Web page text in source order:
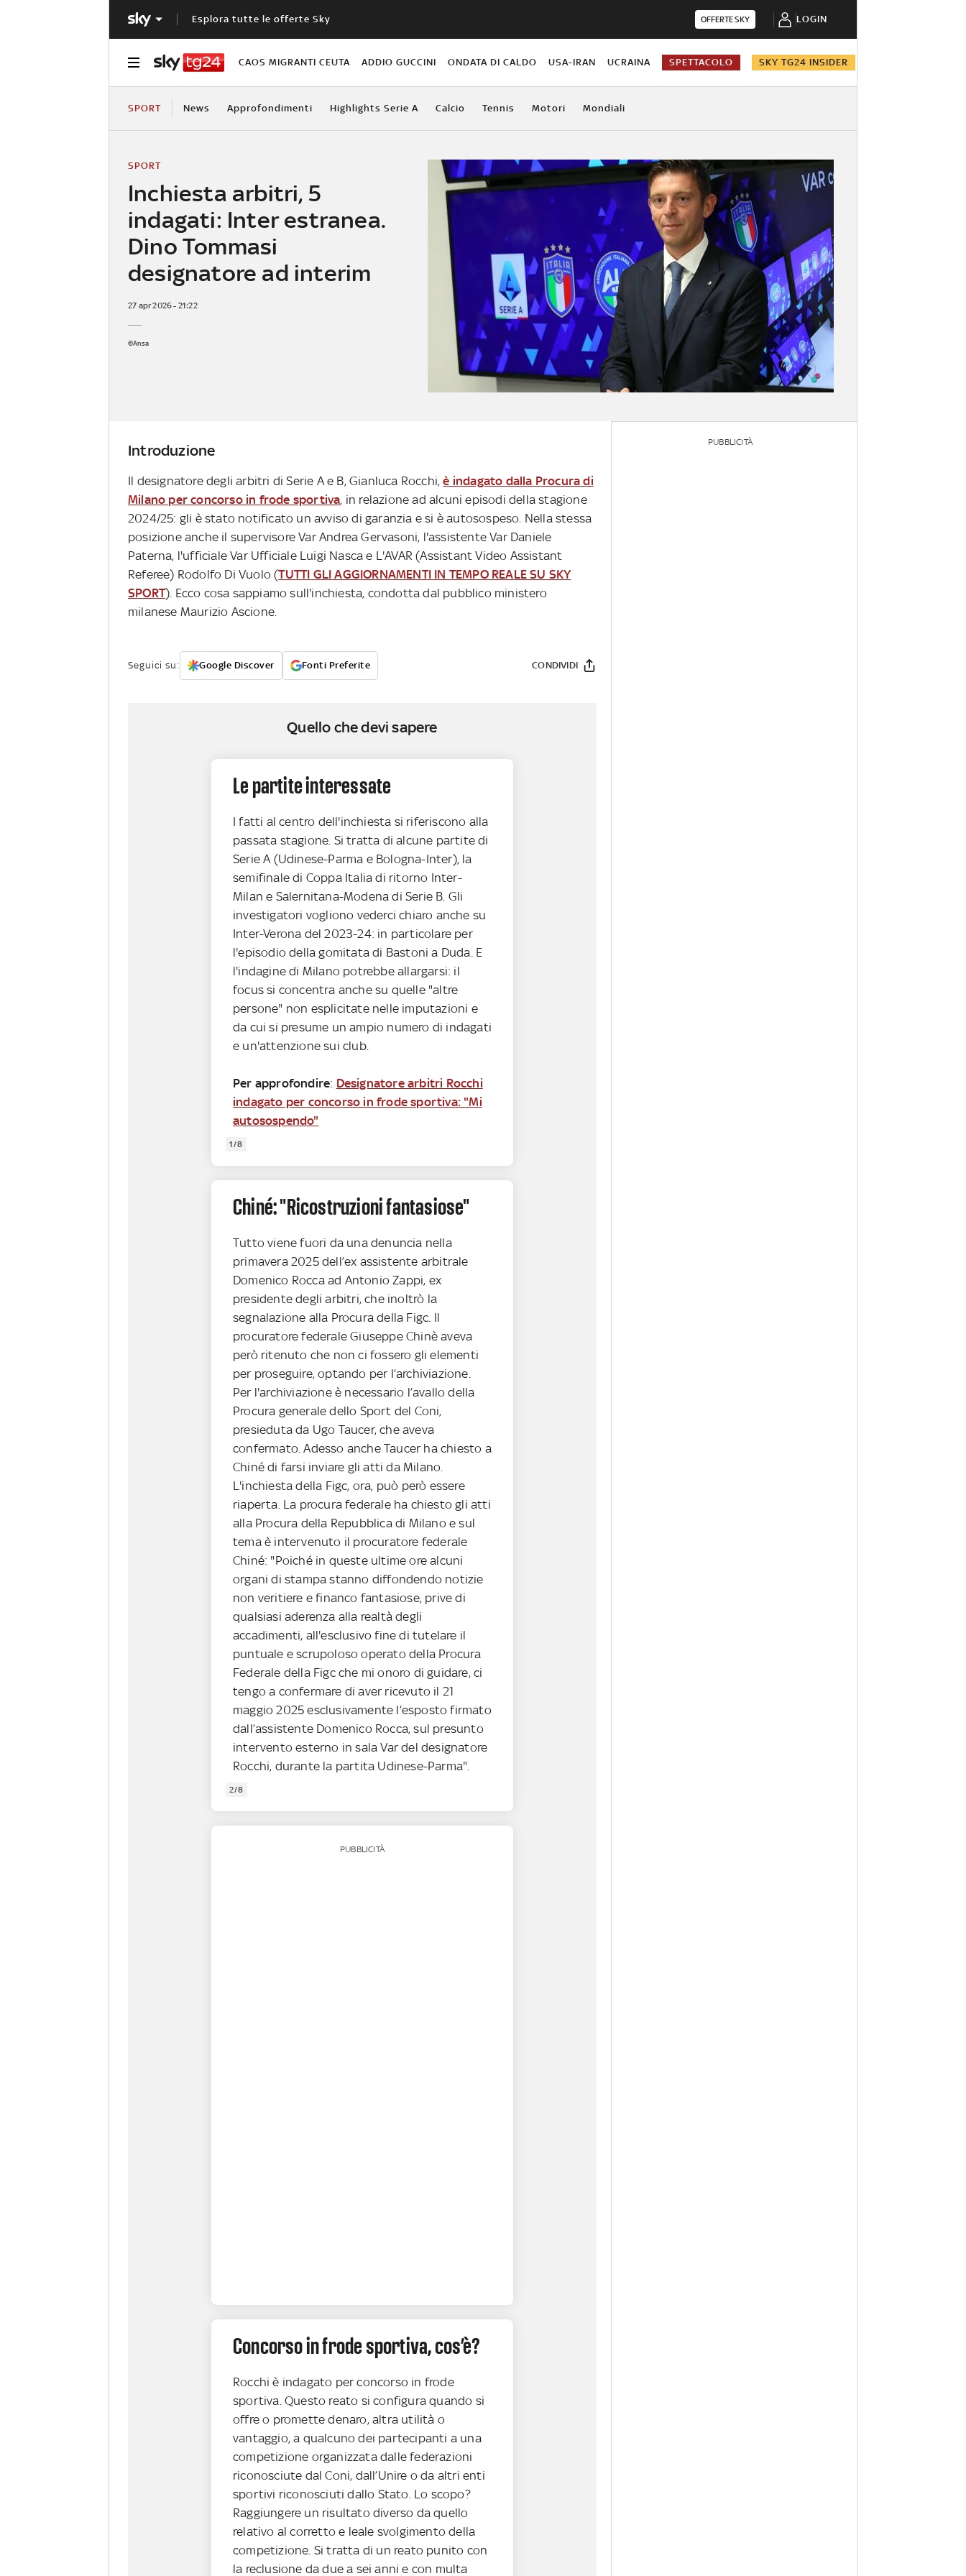
Esplora tutte le offerte Sky OFFERTE SKY LOGIN
CAOS MIGRANTI CEUTA ADDIO GUCCINI ONDATA DI CALDO USA-IRAN UCRAINA SPETTACOLO SKY TG24 INSIDER
SPORT News Approfondimenti Highlights Serie A Calcio Tennis Motori Mondiali
Inchiesta arbitri, 5
indagati: Inter estranea.
Dino Tommasi
designatore ad interim
SPORT
27 apr 2026 - 21:22
©Ansa
Introduzione
Il designatore degli arbitri di Serie A e B, Gianluca Rocchi,è indagato dalla Procura di
Milano per concorso in frode sportiva, in relazione ad alcuni episodi della stagione
2024/25: gli è stato notificato un avviso di garanzia e si è autosospeso. Nella stessa
posizione anche il supervisore Var Andrea Gervasoni, l'assistente Var Daniele
Paterna, l'ufficiale Var Ufficiale Luigi Nasca e L'AVAR (Assistant Video Assistant
Referee) Rodolfo Di Vuolo (TUTTI GLI AGGIORNAMENTI IN TEMPO REALE SU SKY
SPORT). Ecco cosa sappiamo sull'inchiesta, condotta dal pubblico ministero
milanese Maurizio Ascione.
Seguici su: Google Discover Fonti Preferite CONDIVIDI
Quello che devi sapere
Le partite interessate
I fatti al centro dell'inchiesta si riferiscono alla
passata stagione. Si tratta di alcune partite di
Serie A (Udinese-Parma e Bologna-Inter), la
semifinale di Coppa Italia di ritorno Inter-
Milan e Salernitana-Modena di Serie B. Gli
investigatori vogliono vederci chiaro anche su
Inter-Verona del 2023-24: in particolare per
l'episodio della gomitata di Bastoni a Duda. E
l'indagine di Milano potrebbe allargarsi: il
focus si concentra anche su quelle "altre
persone" non esplicitate nelle imputazioni e
da cui si presume un ampio numero di indagati
e un'attenzione sui club.
Per approfondire: Designatore arbitri Rocchi
indagato per concorso in frode sportiva: "Mi
autosospendo"
1/8
Chiné: "Ricostruzioni fantasiose"
Tutto viene fuori da una denuncia nella
primavera 2025 dell’ex assistente arbitrale
Domenico Rocca ad Antonio Zappi, ex
presidente degli arbitri, che inoltrò la
segnalazione alla Procura della Figc. Il
procuratore federale Giuseppe Chinè aveva
però ritenuto che non ci fossero gli elementi
per proseguire, optando per l’archiviazione.
Per l'archiviazione è necessario l’avallo della
Procura generale dello Sport del Coni,
presieduta da Ugo Taucer, che aveva
confermato. Adesso anche Taucer ha chiesto a
Chiné di farsi inviare gli atti da Milano.
L'inchiesta della Figc, ora, può però essere
riaperta. La procura federale ha chiesto gli atti
alla Procura della Repubblica di Milano e sul
tema è intervenuto il procuratore federale
Chiné: "Poiché in queste ultime ore alcuni
organi di stampa stanno diffondendo notizie
non veritiere e financo fantasiose, prive di
qualsiasi aderenza alla realtà degli
accadimenti, all'esclusivo fine di tutelare il
puntuale e scrupoloso operato della Procura
Federale della Figc che mi onoro di guidare, ci
tengo a confermare di aver ricevuto il 21
maggio 2025 esclusivamente l’esposto firmato
dall’assistente Domenico Rocca, sul presunto
intervento esterno in sala Var del designatore
Rocchi, durante la partita Udinese-Parma".
2/8
PUBBLICITÀ
Concorso in frode sportiva, cos’è?
Rocchi è indagato per concorso in frode
sportiva. Questo reato si configura quando si
offre o promette denaro, altra utilità o
vantaggio, a qualcuno dei partecipanti a una
competizione organizzata dalle federazioni
riconosciute dal Coni, dall’Unire o da altri enti
sportivi riconosciuti dallo Stato. Lo scopo?
Raggiungere un risultato diverso da quello
relativo al corretto e leale svolgimento della
competizione. Si tratta di un reato punito con
la reclusione da due a sei anni e con multa
PUBBLICITÀ